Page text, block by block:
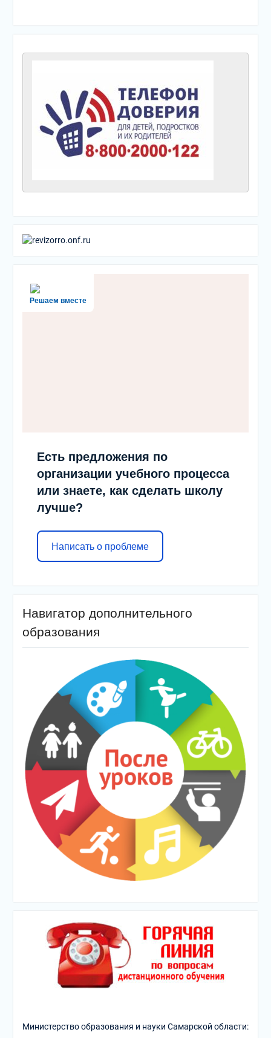
Решаем вместе
Есть предложения по
организации учебного процесса
или знаете, как сделать школу
лучше?
Написать о проблеме
Навигатор дополнительного
образования
Министерство образования и науки Самарской области: